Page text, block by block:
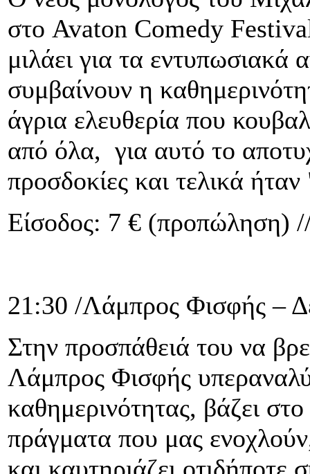
στο Avaton Comedy
μιλάει για τα
συμβαίνουν η
άγρια ελευθερία που
από όλα, για αυτό το
προσδοκίες και τελικά
Είσοδος: 7 € (προπώληση)
21:30 /Λάμπρος Φισφής –
Στην προσπάθειά του να
Λάμπρος Φισφής
καθημερινότητας, βάζει
πράγματα που μας